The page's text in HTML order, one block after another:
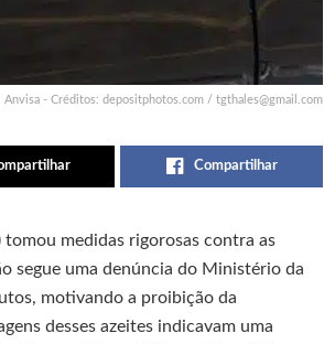
Anvisa - Créditos: depositphotos.com / tgthales@gmail.com
Compartilhar
tomou medidas rigorosas contra as
segue uma denúncia do Ministério da
motivando a proibição da
desses azeites indicavam uma